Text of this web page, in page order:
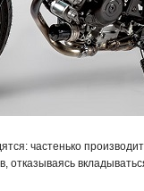
частенько
отказываясь